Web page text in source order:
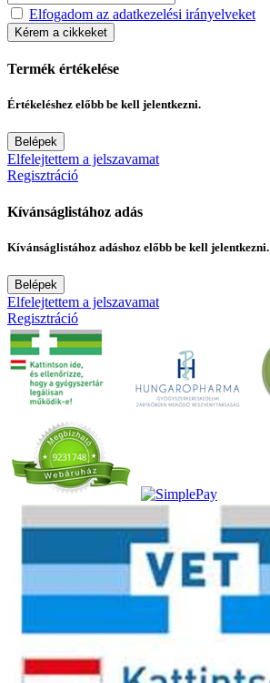
Elfogadom az adatkezelési irányelveket
Kérem a cikkeket
Termék értékelése
Értékeléshez előbb be kell jelentkezni.
Belépek
Elfelejtettem a jelszavamat
Regisztráció
Kívánságlistához adás
Kívánságlistához adáshoz előbb be kell jelentkezni.
Belépek
Elfelejtettem a jelszavamat
Regisztráció